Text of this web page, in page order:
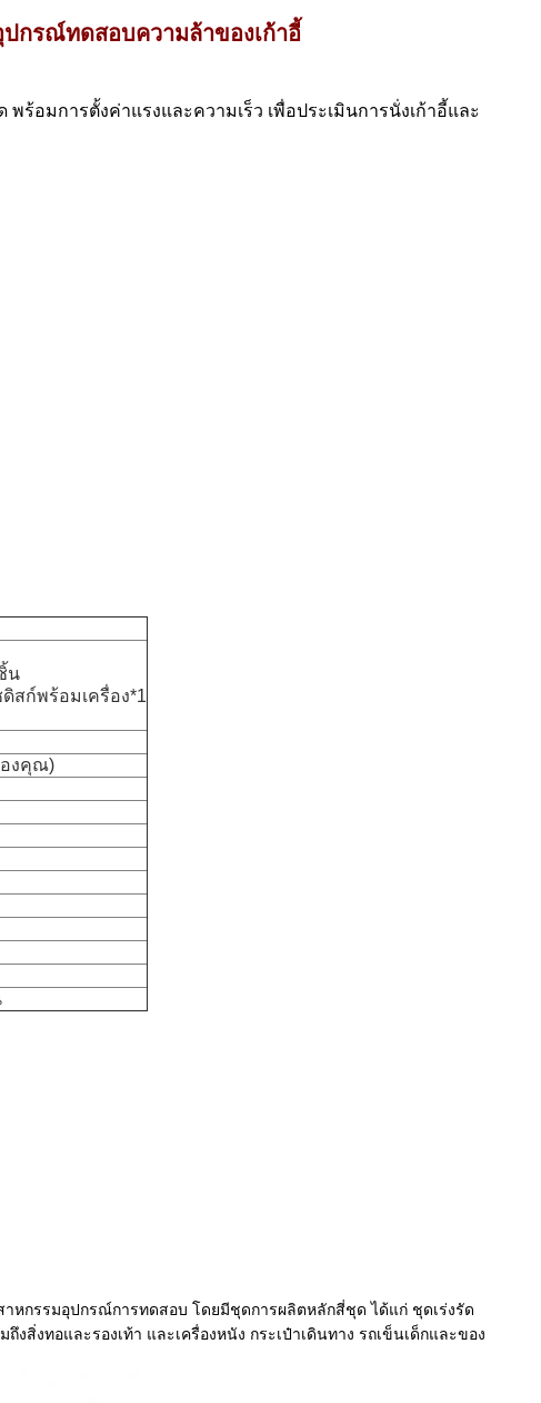
ปกรณ์ทดสอบความล้าของเก้าอี้
อมการตั้งค่าแรงและความเร็ว เพื่อประเมินการนั่งเก้าอี้และ
น
ก์พร้อมเครื่อง*1
งคุณ)
หกรรมอุปกรณ์การทดสอบ โดยมีชุดการผลิตหลักสี่ชุด ได้แก่ ชุดเร่งรัด
สิ่งทอและรองเท้า และเครื่องหนัง กระเป๋าเดินทาง รถเข็นเด็กและของ